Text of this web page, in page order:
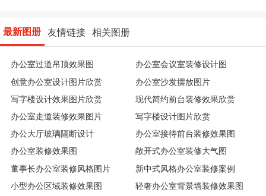
最新图册 友情链接 相关图册
办公室过道吊顶效果图
办公室会议室装修设计图
创意办公室设计图片欣赏
办公室沙发摆放图片
写字楼设计效果图片欣赏
现代简约前台装修效果欣赏
办公室走道装修效果图片
写字楼设计图片欣赏
办公大厅玻璃隔断设计
办公室接待前台装修效果图
办公室装修效果图
敞开式办公室装修大气图
董事长办公室装修风格图片
新中式风格办公室装修案例
小型办公区域装修效果图
轻奢办公室背景墙装修效果图